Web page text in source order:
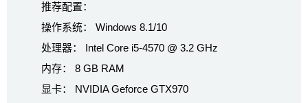
推荐配置：
操作系统： Windows 8.1/10
处理器： Intel Core i5-4570 @ 3.2 GHz
内存： 8 GB RAM
显卡： NVIDIA Geforce GTX970